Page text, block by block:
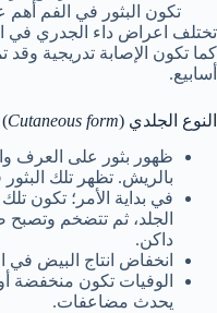
تكون البثور في الفم
تختلف اعراض داء الجدري في
كما تكون الإصابة تدريجية
أسابيع.
النوع الجلدي (Cutaneous form
)
ظهور بثور على العرف
بالريش. تظهر تلك
في بداية الأمر؛ تكون
الجلد، ثم تتضخم
داكن.
انخفاض انتاج البيض في
الوفيات تكون منخفضة
يحدث مضاعفات.